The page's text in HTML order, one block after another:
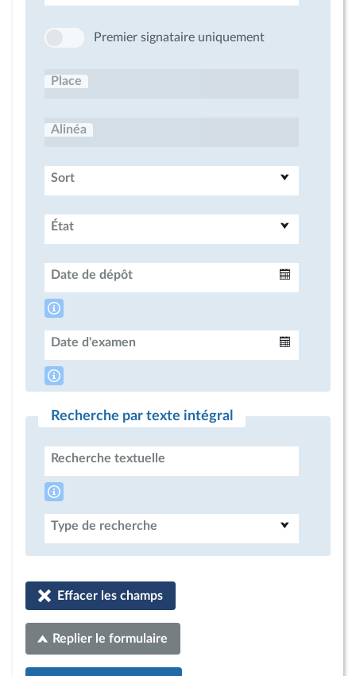
Premier signataire uniquement
Place
Alinéa
Sort
État
Date de dépôt
Date d'examen
Recherche par texte intégral
Recherche textuelle
Type de recherche
Effacer les champs
Replier le formulaire